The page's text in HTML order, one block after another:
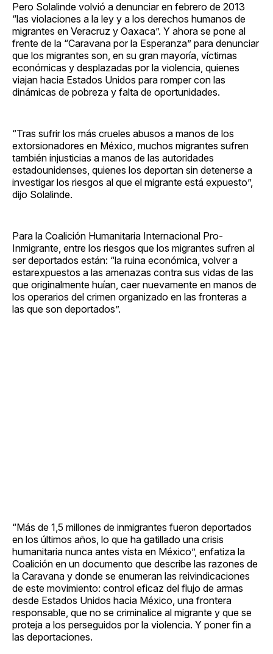
Pero Solalinde volvió a denunciar en febrero de 2013
“las violaciones a la ley y a los derechos humanos de
migrantes en Veracruz y Oaxaca”. Y ahora se pone al
frente de la “Caravana por la Esperanza” para denunciar
que los migrantes son, en su gran mayoría, víctimas
económicas y desplazadas por la violencia, quienes
viajan hacia Estados Unidos para romper con las
dinámicas de pobreza y falta de oportunidades.
“Tras sufrir los más crueles abusos a manos de los
extorsionadores en México, muchos migrantes sufren
también injusticias a manos de las autoridades
estadounidenses, quienes los deportan sin detenerse a
investigar los riesgos al que el migrante está expuesto”,
dijo Solalinde.
Para la Coalición Humanitaria Internacional Pro-
Inmigrante, entre los riesgos que los migrantes sufren al
ser deportados están: “la ruina económica, volver a
estarexpuestos a las amenazas contra sus vidas de las
que originalmente huían, caer nuevamente en manos de
los operarios del crimen organizado en las fronteras a
las que son deportados”.
“Más de 1,5 millones de inmigrantes fueron deportados
en los últimos años, lo que ha gatillado una crisis
humanitaria nunca antes vista en México”, enfatiza la
Coalición en un documento que describe las razones de
la Caravana y donde se enumeran las reivindicaciones
de este movimiento: control eficaz del flujo de armas
desde Estados Unidos hacia México, una frontera
responsable, que no se criminalice al migrante y que se
proteja a los perseguidos por la violencia. Y poner fin a
las deportaciones.